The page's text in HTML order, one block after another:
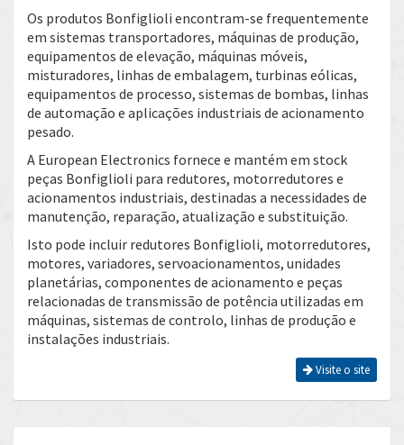
Os produtos Bonfiglioli encontram-se frequentemente
em sistemas transportadores, máquinas de produção,
equipamentos de elevação, máquinas móveis,
misturadores, linhas de embalagem, turbinas eólicas,
equipamentos de processo, sistemas de bombas, linhas
de automação e aplicações industriais de acionamento
pesado.
A European Electronics fornece e mantém em stock
peças Bonfiglioli para redutores, motorredutores e
acionamentos industriais, destinadas a necessidades de
manutenção, reparação, atualização e substituição.
Isto pode incluir redutores Bonfiglioli, motorredutores,
motores, variadores, servoacionamentos, unidades
planetárias, componentes de acionamento e peças
relacionadas de transmissão de potência utilizadas em
máquinas, sistemas de controlo, linhas de produção e
instalações industriais.
Visite o site